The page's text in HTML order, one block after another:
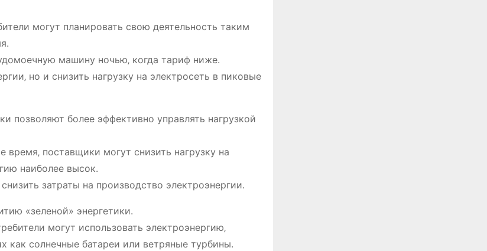
могут планировать свою деятельность таким
машину ночью‚ когда тариф ниже.
но и снизить нагрузку на электросеть в пиковые
позволяют более эффективно управлять нагрузкой
поставщики могут снизить нагрузку на
наиболее высок.
затраты на производство электроэнергии.
«зеленой» энергетики.
могут использовать электроэнергию‚
как солнечные батареи или ветряные турбины.